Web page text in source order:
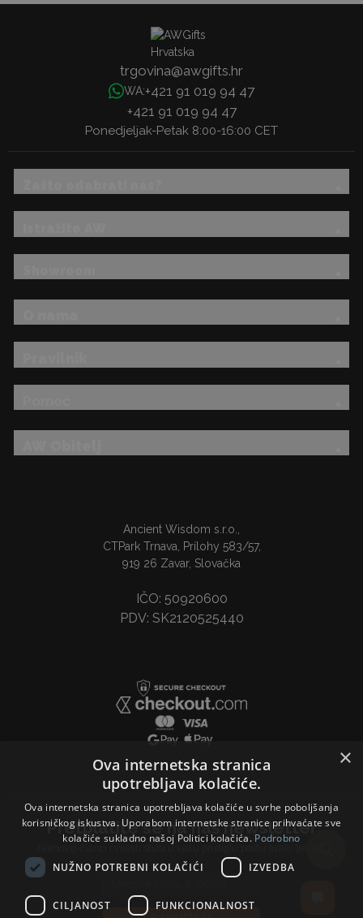
trgovina@awgifts.hr
WA:+421 91 019 94 47
+421 91 019 94 47
Ponedjeljak-Petak 8:00-16:00 CET
Ancient Wisdom s.r.o.,
CTPark Trnava, Prílohy 583/57,
919 26 Zavar, Slovačka
IČO: 50920600
PDV: SK2120525440
Pretplatite se na naš newsletter
Najnoviji članci i vijesti stižu u vašu pristiglu poštu svaki tjedan.
×
Ova internetska stranica
upotrebljava kolačiće.
Ova internetska stranica upotrebljava kolačiće u svrhe poboljšanja
korisničkog iskustva. Uporabom internetske stranice prihvaćate sve
kolačiće sukladno našoj Politici kolačića. Podrobno
NUŽNO POTREBNI KOLAČIĆI IZVEDBA
CILJANOST FUNKCIONALNOST